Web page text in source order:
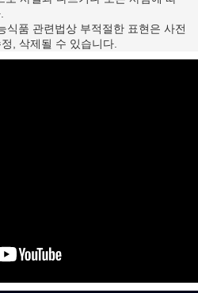
품 관련법상 부적절한 표현은 사전
, 삭제될 수 있습니다.